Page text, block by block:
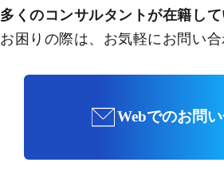
多くのコンサルタントが在籍し
お困りの際は、お気軽にお問い合
Webでのお問